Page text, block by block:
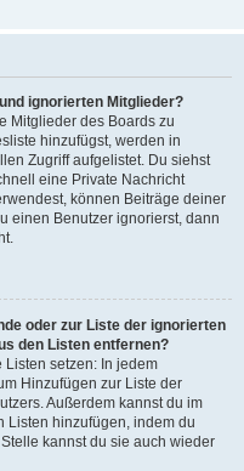
ignorierten Mitglieder?
Mitglieder des Boards zu
hinzufügst, werden in
Zugriff aufgelistet. Du siehst
eine Private Nachricht
können Beiträge deiner
einen Benutzer ignorierst, dann
oder zur Liste der ignorierten
den Listen entfernen?
Listen setzen: In jedem
Hinzufügen zur Liste der
Außerdem kannst du im
Listen hinzufügen, indem du
kannst du sie auch wieder